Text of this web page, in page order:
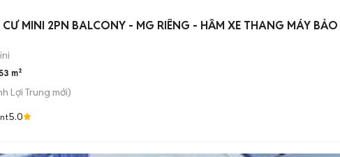
CƯ MINI 2PN BALCONY - MG RIÊNG - HẦM XE THANG MÁY BẢO
m²
Lợi Trung mới)
5.0